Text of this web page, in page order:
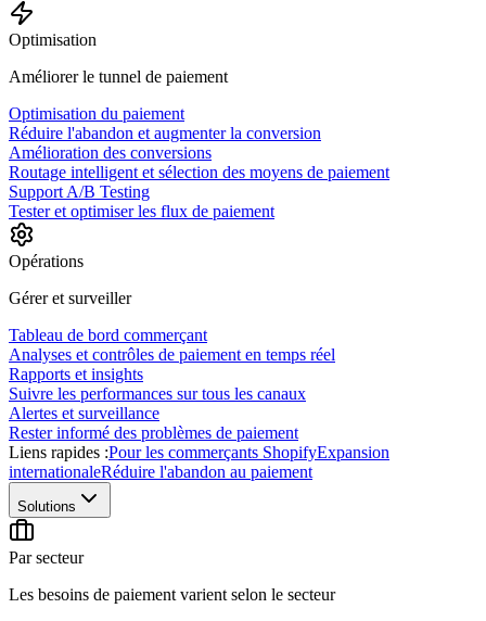
Optimisation
Améliorer le tunnel de paiement
Optimisation du paiement
Réduire l'abandon et augmenter la conversion
Amélioration des conversions
Routage intelligent et sélection des moyens de paiement
Support A/B Testing
Tester et optimiser les flux de paiement
Opérations
Gérer et surveiller
Tableau de bord commerçant
Analyses et contrôles de paiement en temps réel
Rapports et insights
Suivre les performances sur tous les canaux
Alertes et surveillance
Rester informé des problèmes de paiement
Liens rapides :Pour les commerçants ShopifyExpansion
internationaleRéduire l'abandon au paiement
Solutions
Par secteur
Les besoins de paiement varient selon le secteur